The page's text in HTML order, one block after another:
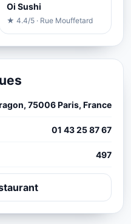
Oi Sushi
★ 4.4/5 · Rue Mouffetard
75006 Paris, France
01 43 25 87 67
497